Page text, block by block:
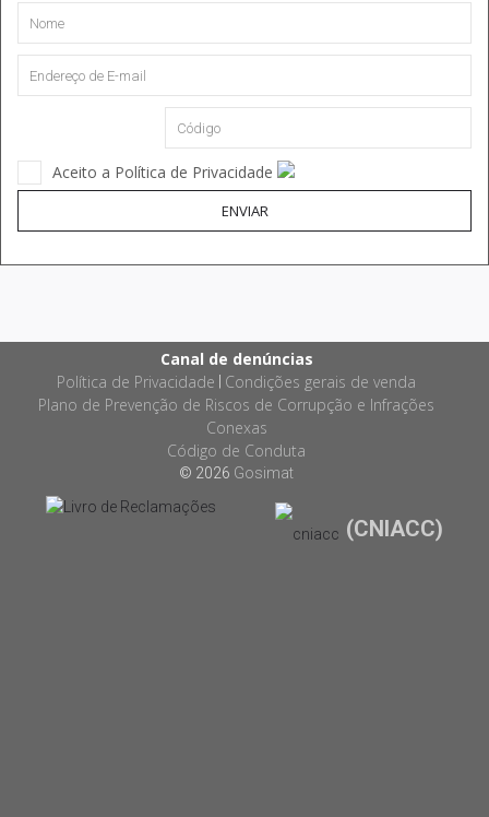
Aceito a Política de Privacidade
ENVIAR
Canal de denúncias
Política de Privacidade Condições gerais de venda
Plano de Prevenção de Riscos de Corrupção e Infrações
Conexas
Código de Conduta
© 2026 Gosimat
(CNIACC)